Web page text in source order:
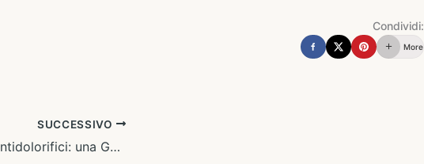
Condividi:
More
SUCCESSIVO
Antinfiammatori e Antidolorifici: una Guida Pratica per Scegliere Bene e Usarli in Sicurezza